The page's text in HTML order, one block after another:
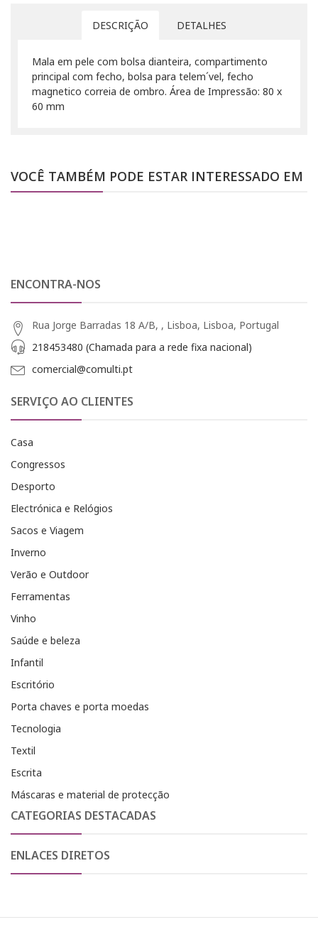
DESCRIÇÃO DETALHES
Mala em pele com bolsa dianteira, compartimento
principal com fecho, bolsa para telem´vel, fecho
magnetico correia de ombro. Área de Impressão: 80 x
60 mm
VOCÊ TAMBÉM PODE ESTAR INTERESSADO EM
ENCONTRA-NOS
Rua Jorge Barradas 18 A/B, , Lisboa, Lisboa, Portugal
218453480 (Chamada para a rede fixa nacional)
comercial@comulti.pt
SERVIÇO AO CLIENTES
Casa
Congressos
Desporto
Electrónica e Relógios
Sacos e Viagem
Inverno
Verão e Outdoor
Ferramentas
Vinho
Saúde e beleza
Infantil
Escritório
Porta chaves e porta moedas
Tecnologia
Textil
Escrita
Máscaras e material de protecção
CATEGORIAS DESTACADAS
ENLACES DIRETOS